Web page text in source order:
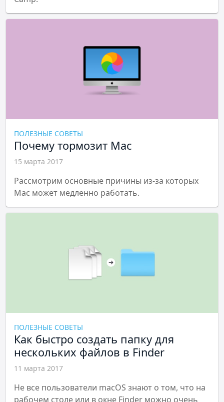
ПОЛЕЗНЫЕ СОВЕТЫ
Почему тормозит Mac
15 марта 2017
Рассмотрим основные причины из-за которых
Mac может медленно работать.
ПОЛЕЗНЫЕ СОВЕТЫ
Как быстро создать папку для
нескольких файлов в Finder
11 марта 2017
Не все пользователи macOS знают о том, что на
рабочем столе или в окне Finder можно очень